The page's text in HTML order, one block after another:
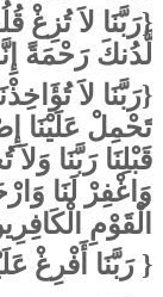
{رَبَّنَا لاَ تُزِغْ
لَّدُنكَ رَحْمَةً
{رَبَّنَا لاَ
تَحْمِلْ عَلَيْنَا
قَبْلِنَا رَبَّنَا
وَاغْفِرْ لَنَا
الْقَوْمِ
{رَبَّنَا أَفْرِغْ